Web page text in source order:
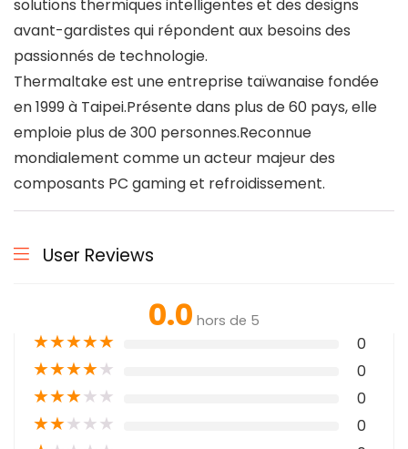
solutions thermiques intelligentes et des designs
avant-gardistes qui répondent aux besoins des
passionnés de technologie.
Thermaltake est une entreprise taïwanaise fondée
en 1999 à Taipei.Présente dans plus de 60 pays, elle
emploie plus de 300 personnes.Reconnue
mondialement comme un acteur majeur des
composants PC gaming et refroidissement.
User Reviews
0.0 hors de 5
★★★★★ 0
★★★★★ 0
★★★★★ 0
★★★★★ 0